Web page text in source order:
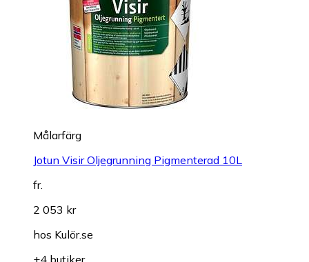
Målarfärg
Jotun Visir Oljegrunning Pigmenterad 10L
fr.
2 053 kr
hos Kulör.se
+4 butiker